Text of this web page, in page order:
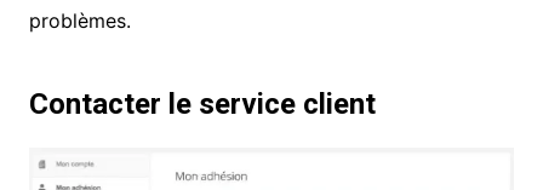
problèmes.
Contacter le service client